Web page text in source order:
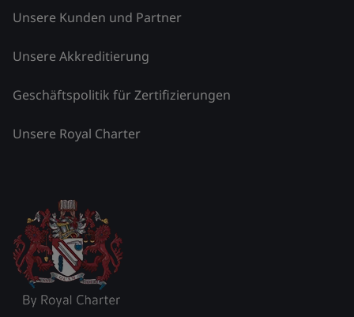
Unsere Kunden und Partner
Unsere Akkreditierung
Geschäftspolitik für Zertifizierungen
Unsere Royal Charter